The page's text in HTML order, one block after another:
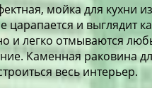
мойка для кухни
царапается и
и легко отмываются
Каменная раковина
весь интерьер.